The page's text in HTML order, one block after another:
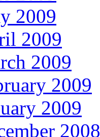
2009
2009
2009
2009
2009
2008